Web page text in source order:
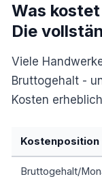
Was
Die
Viele
Bruttogehalt -
Kosten
Kostenposition
Bruttogehalt/